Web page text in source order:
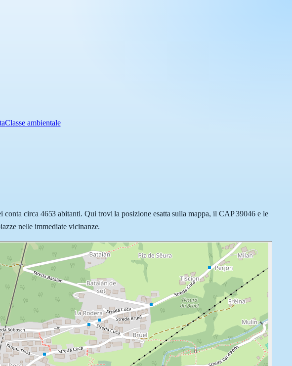
Classe ambientale
circa 4653 abitanti. Qui trovi la posizione esatta sulla mappa, il CAP 39046 e le
nelle immediate vicinanze.